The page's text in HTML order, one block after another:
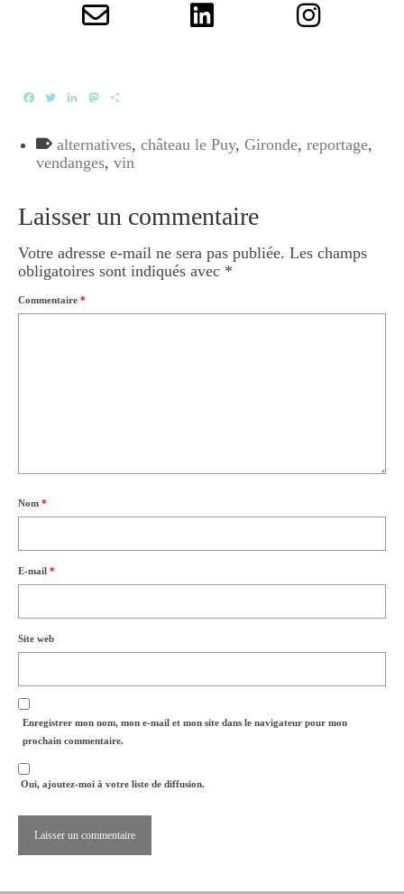
Facebook
TwitterLinkedInMastodon
alternatives, château le Puy, Gironde, reportage,
vendanges, vin
Laisser un commentaire
Votre adresse e-mail ne sera pas publiée. Les champs
obligatoires sont indiqués avec *
Commentaire *
Nom *
E-mail *
Site web
Enregistrer mon nom, mon e-mail et mon site dans le navigateur pour mon
prochain commentaire.
Oui, ajoutez-moi à votre liste de diffusion.